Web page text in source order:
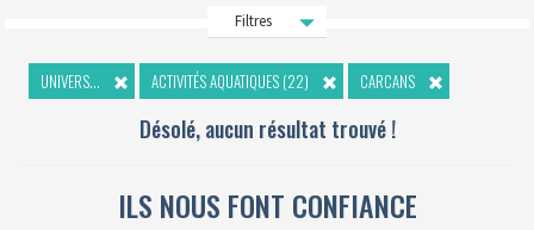
Filtres
UNIVERS... ACTIVITÉS AQUATIQUES (22) CARCANS
Désolé, aucun résultat trouvé !
ILS NOUS FONT CONFIANCE